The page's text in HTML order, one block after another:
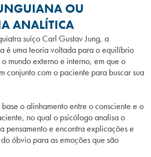
OU
ANALÍTICA
suíço Carl Gustav Jung, a
é uma teoria voltada para o equilíbrio
mundo externo e interno, em que o
conjunto com o paciente para buscar sua
o alinhamento entre o consciente e o
no qual o psicólogo analisa o
pensamento e encontra explicações e
óbvio para as emoções que são